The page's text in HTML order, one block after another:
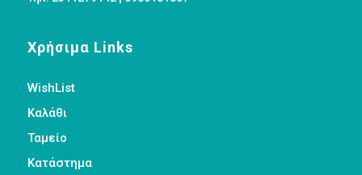
Χρήσιμα Links
WishList
Καλάθι
Ταμείο
Κατάστημα